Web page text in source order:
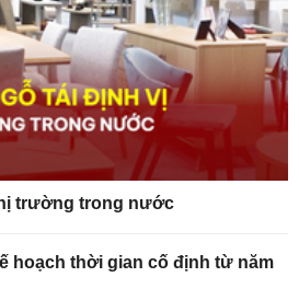
trường trong nước
hoạch thời gian cố định từ năm